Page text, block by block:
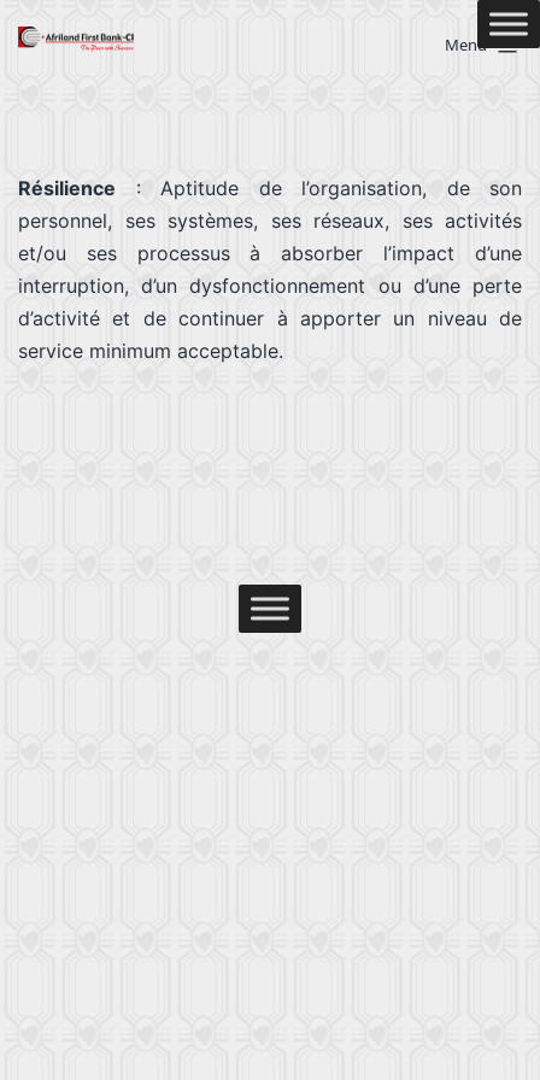
Menu
Résilience : Aptitude de l’organisation, de son
personnel, ses systèmes, ses réseaux, ses activités
et/ou ses processus à absorber l’impact d’une
interruption, d’un dysfonctionnement ou d’une perte
d’activité et de continuer à apporter un niveau de
service minimum acceptable.